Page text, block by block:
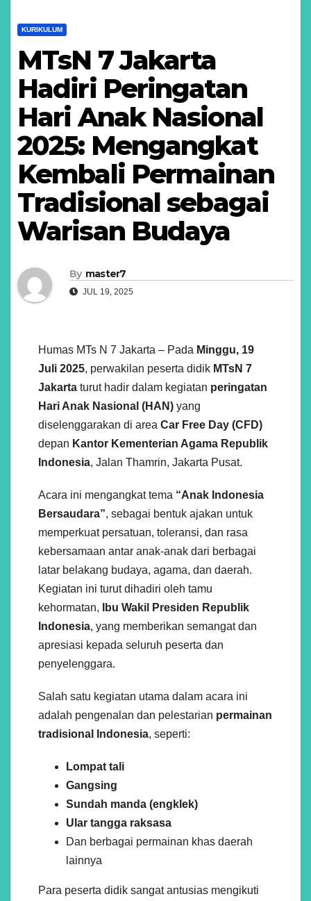
KURIKULUM
MTsN 7 Jakarta
Hadiri Peringatan
Hari Anak Nasional
2025: Mengangkat
Kembali Permainan
Tradisional sebagai
Warisan Budaya
By master7
JUL 19, 2025
Humas MTs N 7 Jakarta – Pada Minggu, 19
Juli 2025, perwakilan peserta didik MTsN 7
Jakarta turut hadir dalam kegiatan peringatan
Hari Anak Nasional (HAN) yang
diselenggarakan di area Car Free Day (CFD)
depan Kantor Kementerian Agama Republik
Indonesia, Jalan Thamrin, Jakarta Pusat.
Acara ini mengangkat tema “Anak Indonesia
Bersaudara”, sebagai bentuk ajakan untuk
memperkuat persatuan, toleransi, dan rasa
kebersamaan antar anak-anak dari berbagai
latar belakang budaya, agama, dan daerah.
Kegiatan ini turut dihadiri oleh tamu
kehormatan,
Ibu Wakil Presiden Republik
Indonesia, yang memberikan semangat dan
apresiasi kepada seluruh peserta dan
penyelenggara.
Salah satu kegiatan utama dalam acara ini
adalah pengenalan dan pelestarian permainan
tradisional Indonesia, seperti:
Lompat tali
Gangsing
Sundah manda (engklek)
Ular tangga raksasa
Dan berbagai permainan khas daerah
lainnya
Para peserta didik sangat antusias mengikuti